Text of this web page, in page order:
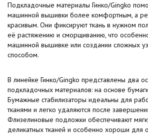
Подкладочные материалы Гинко/Gingko
машинной вышивки более комфортным, а
красивым. Они фиксируют ткань в нужном
её растяжению и сморщиванию, что
машинной вышивке или создании сложных
способом.
В линейке Гинко/Gingko представлены два
подкладочных материалов: на основе
Бумажные стабилизаторы идеальны для
тканями и легко удаляются после
Флизелиновые подложки обеспечивают
деликатных тканей и особенно хороши для